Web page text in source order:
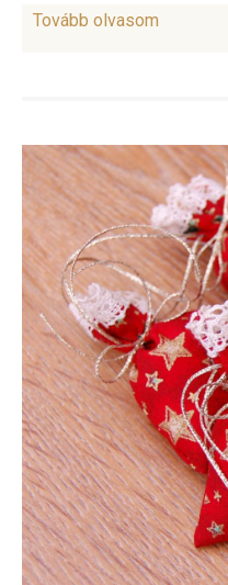
Tovább olvasom